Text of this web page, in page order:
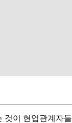
이 현업관계자